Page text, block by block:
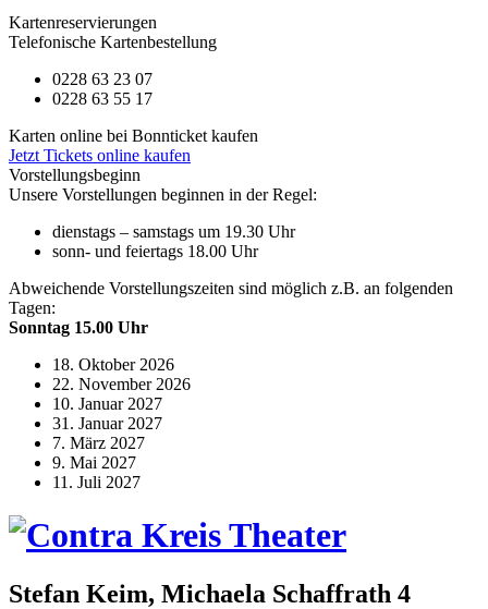
Kartenreservierungen
Telefonische Kartenbestellung
0228 63 23 07
0228 63 55 17
Karten online bei Bonnticket kaufen
Jetzt Tickets online kaufen
Vorstellungsbeginn
Unsere Vorstellungen beginnen in der Regel:
dienstags – samstags um 19.30 Uhr
sonn- und feiertags 18.00 Uhr
Abweichende Vorstellungszeiten sind möglich z.B. an folgenden
Tagen:
Sonntag 15.00 Uhr
18. Oktober 2026
22. November 2026
10. Januar 2027
31. Januar 2027
7. März 2027
9. Mai 2027
11. Juli 2027
Stefan Keim, Michaela Schaffrath 4